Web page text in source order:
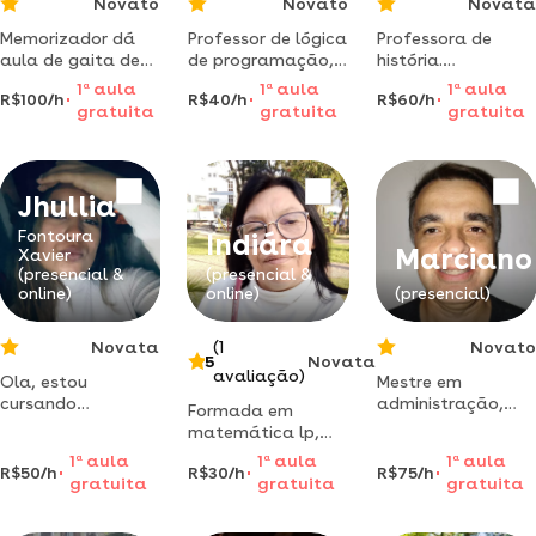
Memorizador dá
aula de gaita de
boca para
iniciantes com
apostila e
R$100/h
1 aaula
gratuita
Professor de lógica
de programação,
metodologia
jovem sem rodeios
e mão na massa
R$40/h
1 a aula
gratuita
Professora de
história.
apaixonada pelo
ensino e por
projetos. vamos
forma de
aprender?
R$60/h
1 aaula
gratuita
Jhullia
Fontoura
Xavier
(presencial &
online)
Novata
Ola, estou
cursando
ajudar nas tarefas
escolares e no que
R$50/h
1 aaula
gratuita
Indiára
(presencial &
online)
5
(1
avaliação)
Novata
Formada em
matemática lp,
pósgraduada em
física e química,
orientação escolar
R$30/h
1 a aula
gratuita
Marciano
(presencial)
Novato
Mestre em
administração,
docência do ensino
superior e técnico.
R$75/h
1 aaula
gratuita